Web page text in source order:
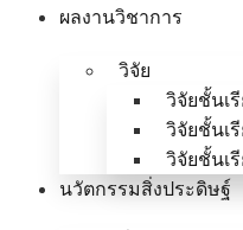
ผลงานวิชาการ
วิจัย
วิจัยชั้นเ
วิจัยชั้นเ
วิจัยชั้นเ
นวัตกรรมสิ่งประดิษฐ์